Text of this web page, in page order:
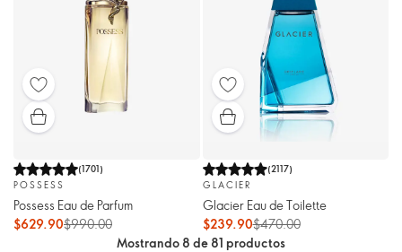
(1701)
POSSESS
Possess Eau de Parfum
$629.90$990.00
(2117)
GLACIER
Glacier Eau de Toilette
$239.90$470.00
Mostrando 8 de 81 productos